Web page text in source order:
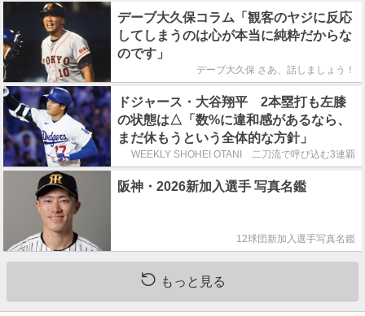
デーブ大久保コラム「観客のヤジに反応
してしまうのは心が本当に純粋だからな
のです」
デーブ大久保 さあ、話しましょう！
ドジャース・大谷翔平 2本塁打も左膝
の状態は△「数%に違和感があるなら、
まだ休もうという全体的な方針」
WEEKLY SHOHEI OTANI 二刀流で呼び込む3連覇
阪神・2026新加入選手 写真名鑑
12球団新加入選手写真名鑑
もっと見る